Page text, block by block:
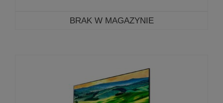
BRAK W MAGAZYNIE